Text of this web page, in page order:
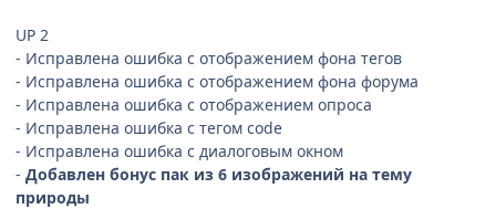
UP 2
- Исправлена ошибка с отображением фона тегов
- Исправлена ошибка с отображением фона форума
- Исправлена ошибка с отображением опроса
- Исправлена ошибка с тегом code
- Исправлена ошибка с диалоговым окном
- Добавлен бонус пак из 6 изображений на тему
природы